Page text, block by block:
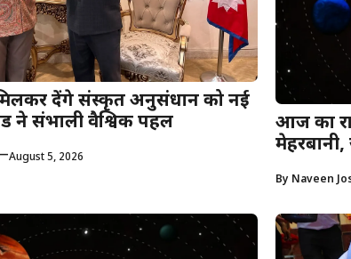
देंगे संस्कृत अनुसंधान को नई
ने संभाली वैश्विक पहल
August 5, 2026
आज का
By Naveen